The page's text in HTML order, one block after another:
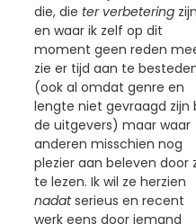
die, die ter verbetering zijn
en waar ik zelf op dit
moment geen reden
zie er tijd aan te
(ook al omdat genre en
lengte niet gevraagd zijn
de uitgevers) maar waar
anderen misschien nog
plezier aan beleven door
te lezen. Ik wil ze herzien
nadatserieus en recent
werk eens door iemand